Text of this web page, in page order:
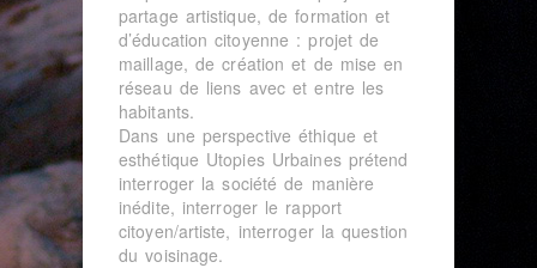
partage artistique, de formation et
d’éducation citoyenne : projet de
maillage, de création et de mise en
réseau de liens avec et entre les
habitants.
Dans une perspective éthique et
esthétique Utopies Urbaines prétend
interroger la société de manière
inédite, interroger le rapport
citoyen/artiste, interroger la question
du voisinage.